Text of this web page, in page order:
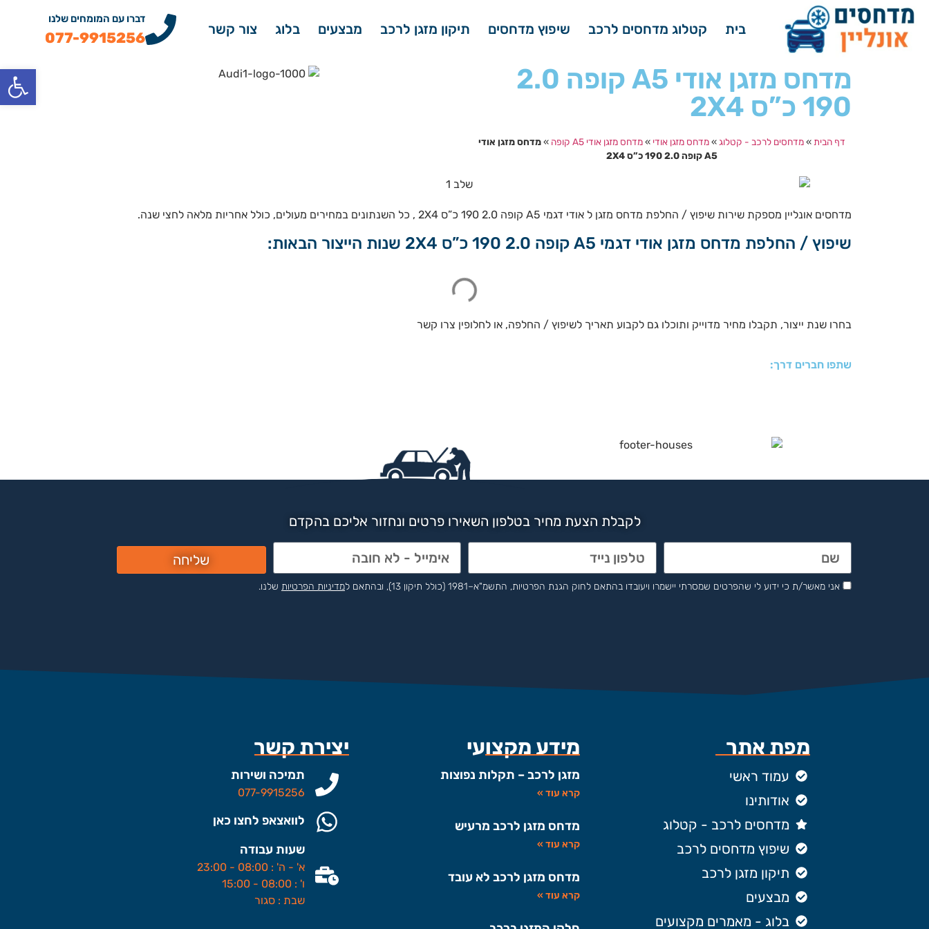
בית קטלוג מדחסים לרכב שיפוץ מדחסים תיקון מזגן לרכב מבצעים בלוג צור קשר
דברו עם המומחים שלנו
077-9915256
מדחס מזגן אודי A5 קופה 2.0
190 כ”ס 2X4
דף הבית »מדחסים לרכב - קטלוג »מדחס מזגן אודי »מדחס מזגן אודי A5 קופה »מדחס מזגן אודי
A5 קופה 2.0 190 כ”ס 2X4
מדחסים אונליין מספקת שירות שיפוץ / החלפת מדחס מזגן ל אודי דגמי A5 קופה 2.0 190 כ”ס 2X4 , כל השנתונים במחירים מעולים, כולל אחריות מלאה לחצי שנה.
שיפוץ / החלפת מדחס מזגן אודי דגמי A5 קופה 2.0 190 כ”ס 2X4 שנות הייצור הבאות:
בחרו שנת ייצור, תקבלו מחיר מדוייק ותוכלו גם לקבוע תאריך לשיפוץ / החלפה, או לחלופין צרו קשר
שתפו חברים דרך:
לקבלת הצעת מחיר בטלפון השאירו פרטים ונחזור אליכם בהקדם
אני מאשר/ת כי ידוע לי שהפרטים שמסרתי יישמרו ויעובדו בהתאם לחוק הגנת הפרטיות, התשמ"א–1981 (כולל תיקון 13), ובהתאם ל מדיניות הפרטיות שלנו.
שליחה
מפת אתר
עמוד ראשי
אודותינו
מדחסים לרכב - קטלוג
שיפוץ מדחסים לרכב
תיקון מזגן לרכב
מבצעים
בלוג - מאמרים מקצועים
מידע מקצועי
מזגן לרכב – תקלות נפוצות
קרא עוד »
מדחס מזגן לרכב מרעיש
קרא עוד »
מדחס מזגן לרכב לא עובד
קרא עוד »
יצירת קשר
תמיכה ושירות
077-9915256
לוואצאפ לחצו כאן
שעות עבודה
א' - ה' : 08:00 - 23:00
ו' : 08:00 - 15:00
שבת : סגור